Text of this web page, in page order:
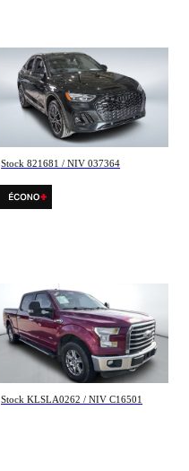
Audi Q5
Progressiv 2025
77 847 km
45 998 $
Stock 821681 / NIV 037364
Ford F-150
XLT 2015
174 228 km
18 995 $
Stock KLSLA0262 / NIV C16501